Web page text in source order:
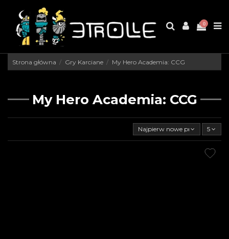
0
Strona główna Gry Karciane My Hero Academia: CCG
My Hero Academia: CCG
Najpierw nowe produkty
5